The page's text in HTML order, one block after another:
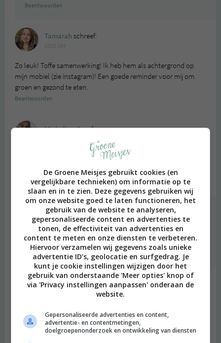
Beantwoorden
Tamarah schreef:
Zo leuk! Toffe samenwerking! Ik heb hem als achtergrond op
mijn mobiel (zie instagram)! Een goede reminder voor mij om
groen en gezond te eten.
Beantwoorden
Michelleschreef:
Wat een super gave achtergrond! Het staat heel leuk op mijn
Beantwoorden
degroenemeisjesschreef:
2015 OM
Yay! Veel plezier ermee!
Beantwoorden
Maluschreef:
Hij is hier op elke gadget al geinstaleerd. Zó blij mee!
Tevens baal ik er van dat ik niet jullie tas heb gekocht, want ik
was te laat :( Ik vertel iedereen over jullie site als ze vragen waar
De Groene Meisjes gebruikt cookies (en
vergelijkbare technieken) om informatie op te
slaan en in te zien. Deze gegevens gebruiken wij
om onze website goed te laten functioneren, het
gebruik van de website te analyseren,
gepersonaliseerde content en advertenties te
tonen, de effectiviteit van advertenties en
content te meten en onze diensten te verbeteren.
Hiervoor verzamelen wij gegevens zoals unieke
advertentie ID’s, geolocatie en surfgedrag. Je
kunt je cookie instellingen wijzigen door het
gebruik van onderstaande 'Meer opties' knop of
via 'Privacy instellingen aanpassen' onderaan de
website.
Gepersonaliseerde advertenties en content,
advertentie- en contentmetingen,
doelgroepenonderzoek en ontwikkeling van diensten